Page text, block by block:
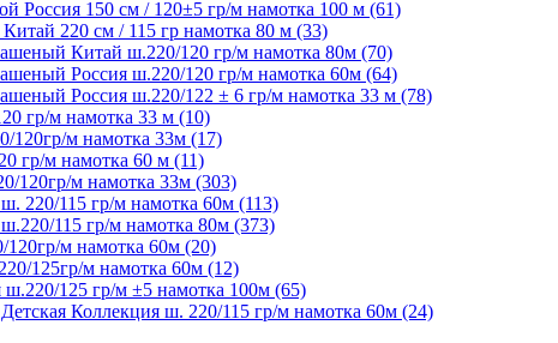
Россия 150 см / 120±5 гр/м намотка 100 м (61)
220 см / 115 гр намотка 80 м (33)
Китай ш.220/120 гр/м намотка 80м (70)
Россия ш.220/120 гр/м намотка 60м (64)
Россия ш.220/122 ± 6 гр/м намотка 33 м (78)
гр/м намотка 33 м (10)
120гр/м намотка 33м (17)
гр/м намотка 60 м (11)
120гр/м намотка 33м (303)
115 гр/м намотка 60м (113)
115 гр/м намотка 80м (373)
м намотка 60м (20)
125гр/м намотка 60м (12)
125 гр/м ±5 намотка 100м (65)
Коллекция ш. 220/115 гр/м намотка 60м (24)